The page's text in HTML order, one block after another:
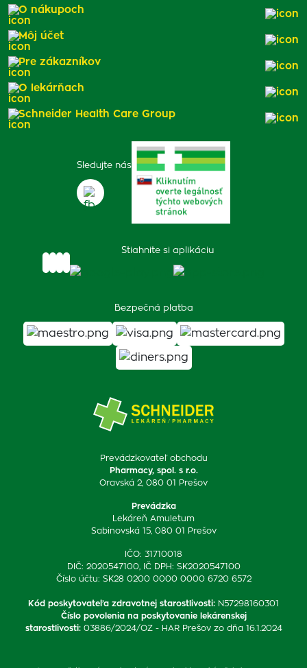
Prevádzkovateľ obchodu
Pharmacy, spol. s r.o.
Oravská 2, 080 01 Prešov
Prevádzka
Lekáreň Amuletum
Sabinovská 15, 080 01 Prešov
IČO: 31710018
DIČ: 2020547100, IČ DPH: SK2020547100
Číslo účtu: SK28 0200 0000 0000 6720 6572
Kód poskytovateľa zdravotnej starostlivosti: N57298160301
Číslo povolenia na poskytovanie lekárenskej
starostlivosti: 03886/2024/OZ - HAR Prešov zo dňa 16.1.2024
Sledujte nás
Stiahnite si aplikáciu
Bezpečná platba
O nákupoch
Môj účet
Pre zákazníkov
O lekárňach
Schneider Health Care Group